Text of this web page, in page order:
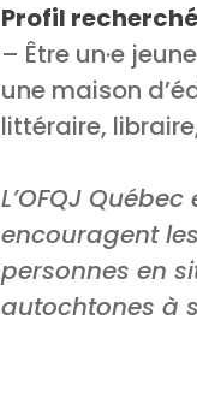
Profil recherché
– Être un·e
une maison
littéraire,
L’OFQJ
encouragent
personnes en
autochtones à